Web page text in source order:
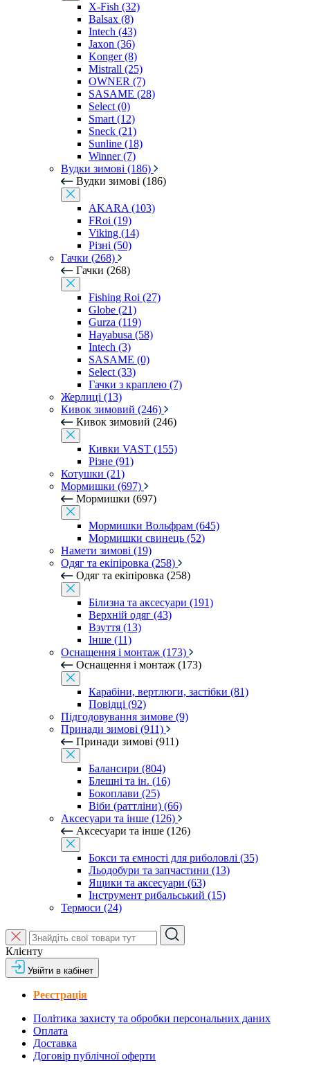
X-Fish (32)
Balsax (8)
Intech (43)
Jaxon (36)
Konger (8)
Mistrall (25)
OWNER (7)
SASAME (28)
Select (0)
Smart (12)
Sneck (21)
Sunline (18)
Winner (7)
Вудки зимові (186)
Вудки зимові (186)
AKARA (103)
FRoi (19)
Viking (14)
Різні (50)
Гачки (268)
Гачки (268)
Fishing Roi (27)
Globe (21)
Gurza (119)
Hayabusa (58)
Intech (3)
SASAME (0)
Select (33)
Гачки з краплею (7)
Жерлиці (13)
Кивок зимовий (246)
Кивок зимовий (246)
Кивки VAST (155)
Різне (91)
Котушки (21)
Мормишки (697)
Мормишки (697)
Мормишки Вольфрам (645)
Мормишки свинець (52)
Намети зимові (19)
Одяг та екіпіровка (258)
Одяг та екіпіровка (258)
Білизна та аксесуари (191)
Верхній одяг (43)
Взуття (13)
Інше (11)
Оснащення і монтаж (173)
Оснащення і монтаж (173)
Карабіни, вертлюги, застібки (81)
Повідці (92)
Підгодовування зимове (9)
Принади зимові (911)
Принади зимові (911)
Балансири (804)
Блешні та ін. (16)
Бокоплави (25)
Віби (раттліни) (66)
Аксесуари та інше (126)
Аксесуари та інше (126)
Бокси та ємності для риболовлі (35)
Льодобури та запчастини (13)
Ящики та аксесуари (63)
Інструмент рибальський (15)
Термоси (24)
Клієнту
Увійти в кабінет
Реєстрація
Політика захисту та обробки персональних даних
Оплата
Доставка
Договір публічної оферти